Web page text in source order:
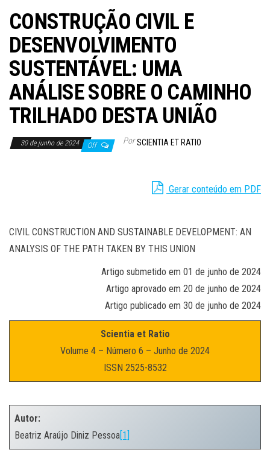
CONSTRUÇÃO CIVIL E
DESENVOLVIMENTO
SUSTENTÁVEL: UMA
ANÁLISE SOBRE O CAMINHO
TRILHADO DESTA UNIÃO
30 de junho de 2024 Off Por SCIENTIA ET RATIO
Gerar conteúdo em PDF
CIVIL CONSTRUCTION AND SUSTAINABLE DEVELOPMENT: AN
ANALYSIS OF THE PATH TAKEN BY THIS UNION
Artigo submetido em 01 de junho de 2024
Artigo aprovado em 20 de junho de 2024
Artigo publicado em 30 de junho de 2024
Scientia et Ratio
Volume 4 – Número 6 – Junho de 2024
ISSN 2525-8532
Autor:
Beatriz Araújo Diniz Pessoa [1]